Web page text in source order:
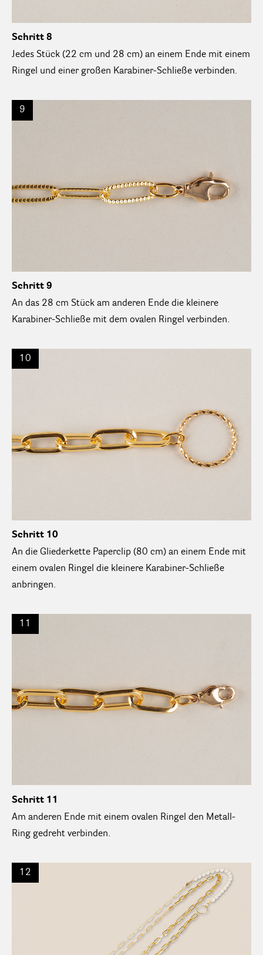
Schritt 8
Jedes Stück (22 cm und 28 cm) an einem Ende mit einem
Ringel und einer großen Karabiner-Schließe verbinden.
9
Schritt 9
An das 28 cm Stück am anderen Ende die kleinere
Karabiner-Schließe mit dem ovalen Ringel verbinden.
10
Schritt 10
An die Gliederkette Paperclip (80 cm) an einem Ende mit
einem ovalen Ringel die kleinere Karabiner-Schließe
anbringen.
11
Schritt 11
Am anderen Ende mit einem ovalen Ringel den Metall-
Ring gedreht verbinden.
12